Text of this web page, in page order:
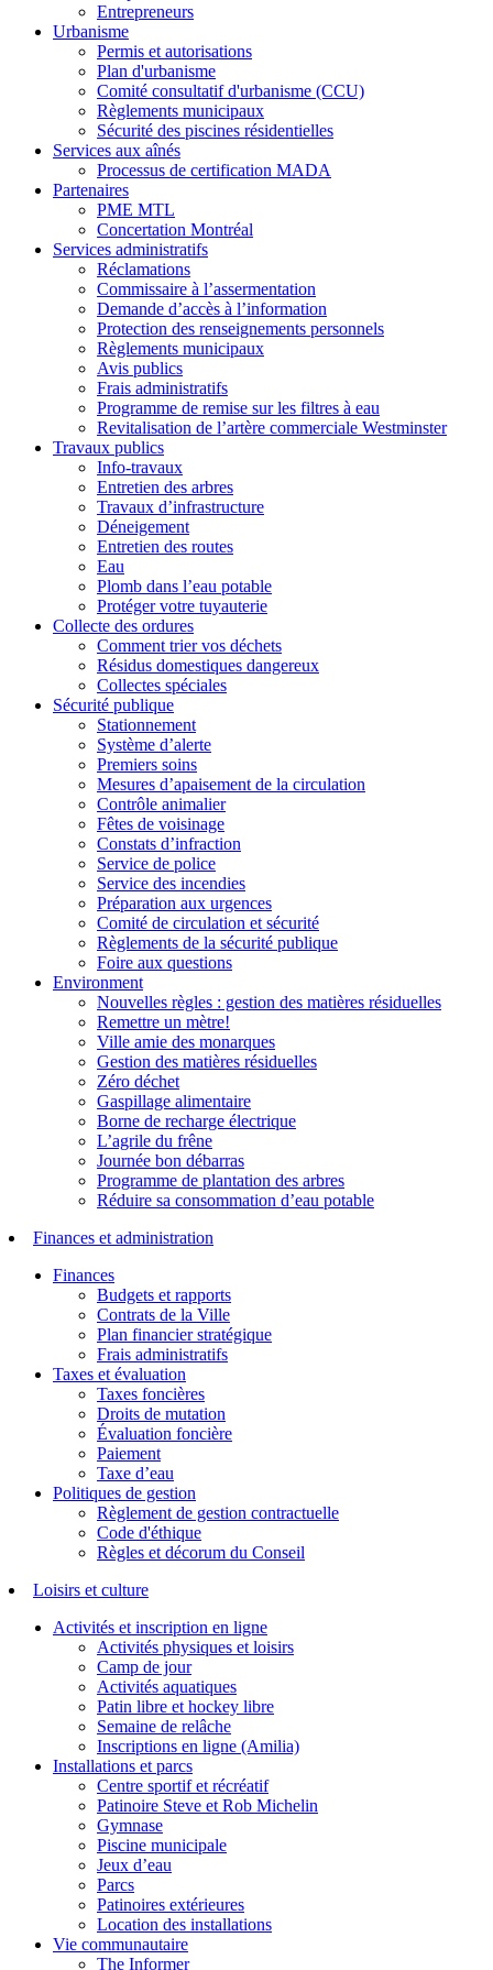
Entrepreneurs
Urbanisme
Permis et autorisations
Plan d'urbanisme
Comité consultatif d'urbanisme (CCU)
Règlements municipaux
Sécurité des piscines résidentielles
Services aux aînés
Processus de certification MADA
Partenaires
PME MTL
Concertation Montréal
Services administratifs
Réclamations
Commissaire à l’assermentation
Demande d’accès à l’information
Protection des renseignements personnels
Règlements municipaux
Avis publics
Frais administratifs
Programme de remise sur les filtres à eau
Revitalisation de l’artère commerciale Westminster
Travaux publics
Info-travaux
Entretien des arbres
Travaux d’infrastructure
Déneigement
Entretien des routes
Eau
Plomb dans l’eau potable
Protéger votre tuyauterie
Collecte des ordures
Comment trier vos déchets
Résidus domestiques dangereux
Collectes spéciales
Sécurité publique
Stationnement
Système d’alerte
Premiers soins
Mesures d’apaisement de la circulation
Contrôle animalier
Fêtes de voisinage
Constats d’infraction
Service de police
Service des incendies
Préparation aux urgences
Comité de circulation et sécurité
Règlements de la sécurité publique
Foire aux questions
Environment
Nouvelles règles : gestion des matières résiduelles
Remettre un mètre!
Ville amie des monarques
Gestion des matières résiduelles
Zéro déchet
Gaspillage alimentaire
Borne de recharge électrique
L’agrile du frêne
Journée bon débarras
Programme de plantation des arbres
Réduire sa consommation d’eau potable
Finances et administration
Finances
Budgets et rapports
Contrats de la Ville
Plan financier stratégique
Frais administratifs
Taxes et évaluation
Taxes foncières
Droits de mutation
Évaluation foncière
Paiement
Taxe d’eau
Politiques de gestion
Règlement de gestion contractuelle
Code d'éthique
Règles et décorum du Conseil
Loisirs et culture
Activités et inscription en ligne
Activités physiques et loisirs
Camp de jour
Activités aquatiques
Patin libre et hockey libre
Semaine de relâche
Inscriptions en ligne (Amilia)
Installations et parcs
Centre sportif et récréatif
Patinoire Steve et Rob Michelin
Gymnase
Piscine municipale
Jeux d’eau
Parcs
Patinoires extérieures
Location des installations
Vie communautaire
The Informer